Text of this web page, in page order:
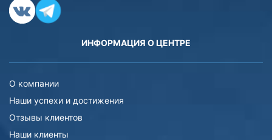
ИНФОРМАЦИЯ О ЦЕНТРЕ
О компании
Наши успехи и достижения
Отзывы клиентов
Наши клиенты